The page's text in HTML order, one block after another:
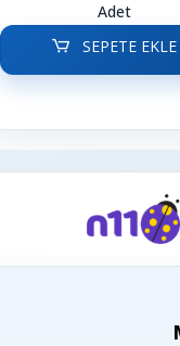
Adet
SEPETE EKLE